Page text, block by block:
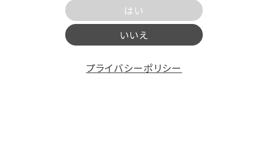
はい
いいえ
プライバシーポリシー